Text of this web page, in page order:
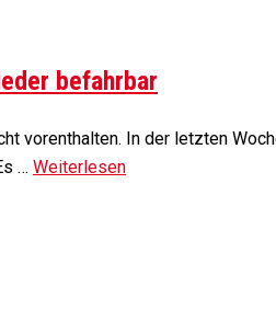
befahrbar
vorenthalten. In der letzten
… Weiterlesen